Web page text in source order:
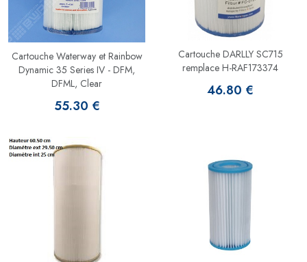
Cartouche Waterway et Rainbow
Dynamic 35 Series IV - DFM,
DFML, Clear
55.30 €
Cartouche DARLLY SC715
remplace H-RAF173374
46.80 €